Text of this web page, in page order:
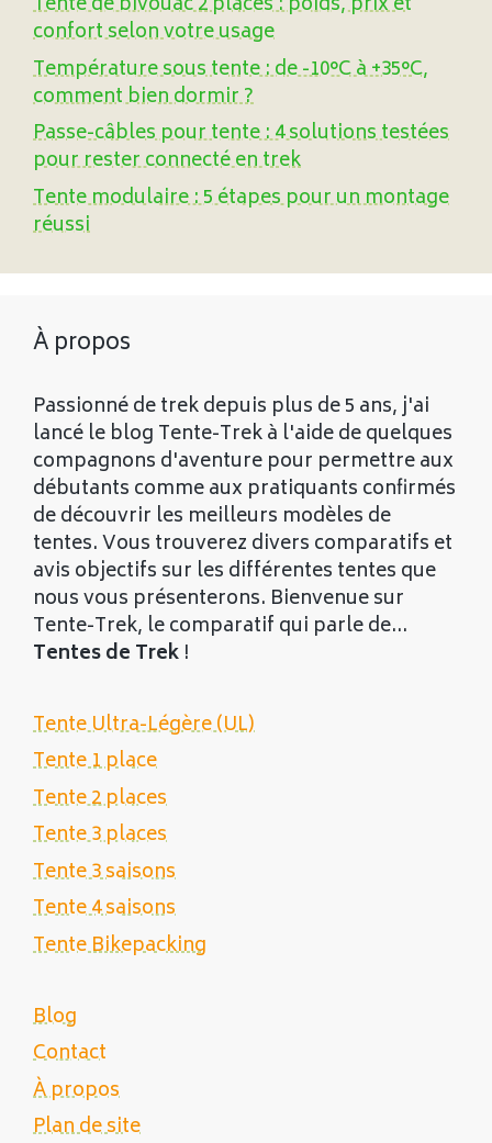
confort selon votre usage
Température sous tente : de -10°C à +35°C,
comment bien dormir ?
Passe-câbles pour tente : 4 solutions testées
pour rester connecté en trek
Tente modulaire : 5 étapes pour un montage
réussi
À propos
Passionné de trek depuis plus de 5 ans, j'ai
lancé le blog Tente-Trek à l'aide de quelques
compagnons d'aventure pour permettre aux
débutants comme aux pratiquants confirmés
de découvrir les meilleurs modèles de
tentes. Vous trouverez divers comparatifs et
avis objectifs sur les différentes tentes que
nous vous présenterons. Bienvenue sur
Tente-Trek, le comparatif qui parle de...
Tentes de Trek !
Tente Ultra-Légère (UL)
Tente 1 place
Tente 2 places
Tente 3 places
Tente 3 saisons
Tente 4 saisons
Tente Bikepacking
Blog
Contact
À propos
Plan de site